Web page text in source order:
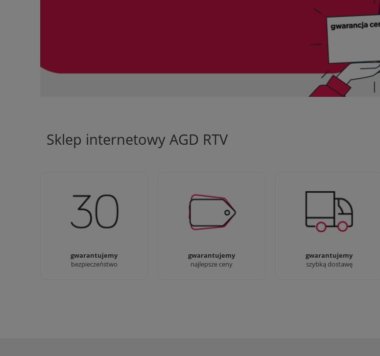
Sklep internetowy AGD RTV
gwarantujemy
bezpieczeństwo
Jesteśmy firmą z 30-letnim
doświadczeniem
gwarantujemy
najlepsze ceny
Ciężko pracujemy aby zapewnić
najlepsze oferty
gwarantujemy
szybką dostawę
90% dostaw następnego dnia,
bez dopłat!